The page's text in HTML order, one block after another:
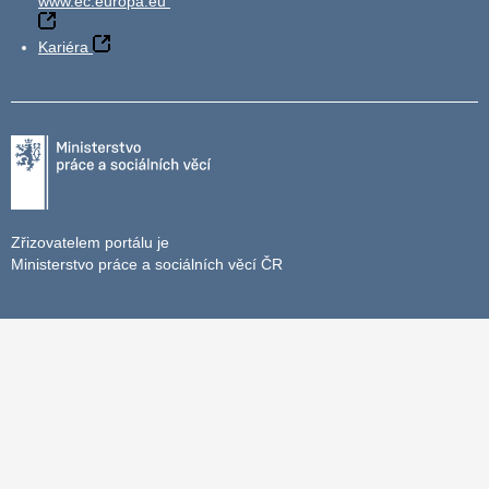
Kariéra
Zřizovatelem portálu je
Ministerstvo práce a sociálních věcí ČR